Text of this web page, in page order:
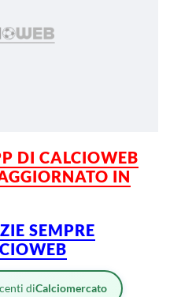
DI CALCIOWEB
IN
SEMPRE
diCalciomercato